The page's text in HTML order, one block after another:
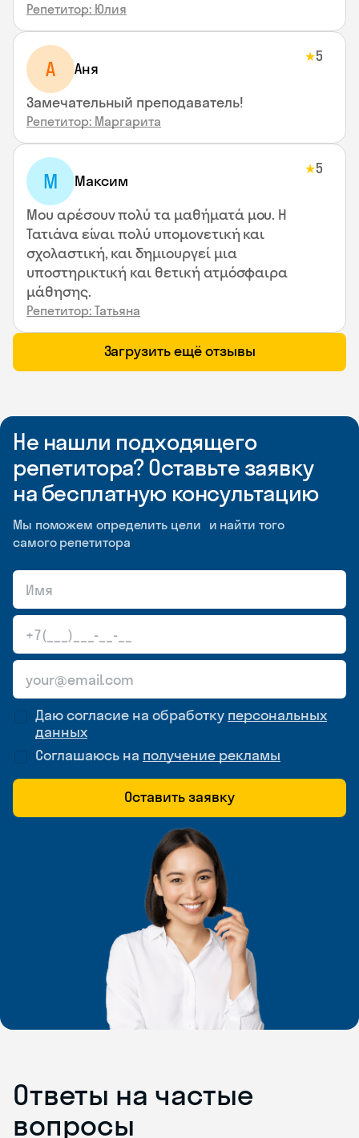
Репетитор: Юлия
А Аня
★5
Замечательный преподаватель!
Репетитор: Маргарита
М Максим
★5
Μου αρέσουν πολύ τα μαθήματά μου. Η
Τατιάνα είναι πολύ υπομονετική και
σχολαστική, και δημιουργεί μια
υποστηρικτική και θετική ατμόσφαιρα
μάθησης.
Репетитор: Татьяна
Загрузить ещё отзывы
Не нашли подходящего
репетитора? Оставьте заявку
на бесплатную консультацию
Мы поможем определить цели и найти того
самого репетитора
Даю согласие на обработку персональных
данных
Соглашаюсь на получение рекламы
Оставить заявку
Ответы на частые
вопросы